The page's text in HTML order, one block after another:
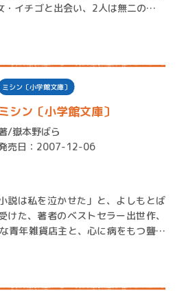
イチゴと出会い、2人は無二の親友
ミシン〔小学館文庫〕
ミシン〔小学館文庫〕
/嶽本野ばら
売日：2007-12-06
説は私を泣かせた」と、よしもとば
けた、著者のベストセラー出世作、